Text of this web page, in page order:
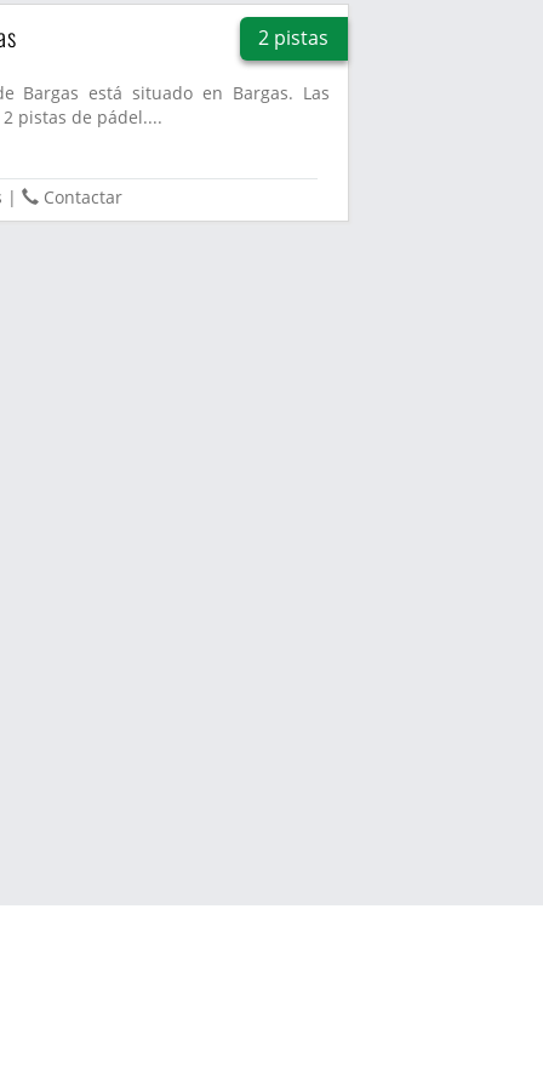
2 pistas
Bargas está situado en Bargas. Las
pistas de pádel....
| Contactar